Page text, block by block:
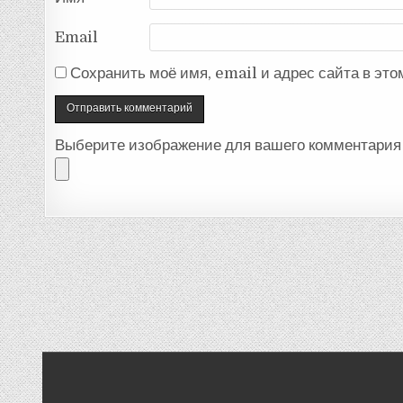
Email
Сохранить моё имя, email и адрес сайта в
Выберите изображение для вашего